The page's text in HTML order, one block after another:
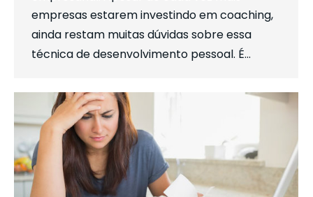
empresas estarem investindo em coaching,
ainda restam muitas dúvidas sobre essa
técnica de desenvolvimento pessoal. É…